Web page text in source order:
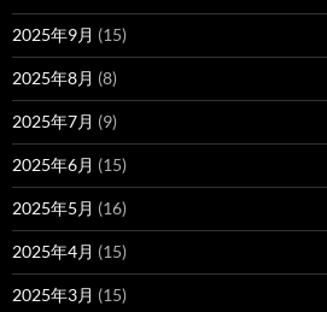
2025年9月 (15)
2025年8月 (8)
2025年7月 (9)
2025年6月 (15)
2025年5月 (16)
2025年4月 (15)
2025年3月 (15)